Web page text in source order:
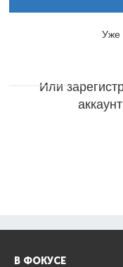
Уже
Или
В ФОКУСЕ